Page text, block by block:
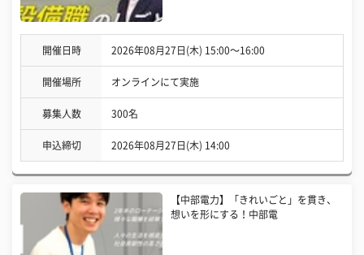
開催日時 2026年08月27日(木) 15:00〜16:00
開催場所 オンラインにて実施
募集人数 300名
申込締切 2026年08月27日(木) 14:00
【中部電力】「きれいごと」を貫き、
想いを形にする！中部電